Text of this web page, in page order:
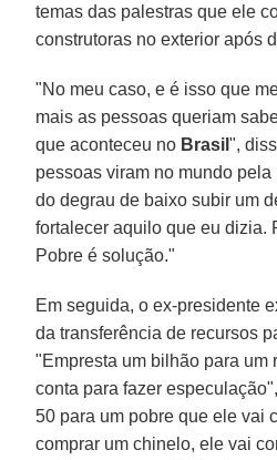
temas das palestras que ele
construtoras no exterior após
"No meu caso, e é isso que
mais as pessoas queriam
que aconteceu no Brasil",
pessoas viram no mundo pela
do degrau de baixo subir um
fortalecer aquilo que eu dizia.
Pobre é solução."
Em seguida, o ex-presidente
da transferência de recursos
"Empresta um bilhão para um
conta para fazer
50 para um pobre que ele vai
comprar um chinelo, ele vai